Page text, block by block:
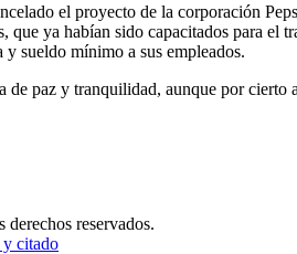
el proyecto de la corporación
que ya habían sido capacitados para
y sueldo mínimo a sus empleados.
de paz y tranquilidad, aunque por
reservados.
citado